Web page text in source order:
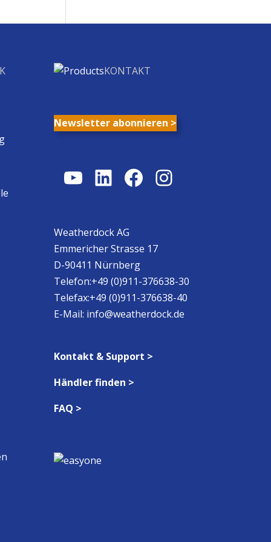
KONTAKT
Newsletter abonnieren >
YouTube
LinkedIn
Facebook
Instagram
Weatherdock AG
Emmericher Strasse 17
D-90411 Nürnberg
Telefon:+49 (0)911-376638-30
Telefax:+49 (0)911-376638-40
E-Mail: info@weatherdock.de
Kontakt & Support >
Händler finden >
FAQ >